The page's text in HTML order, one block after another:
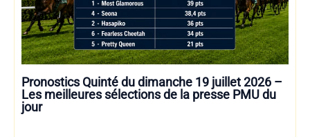
Pronostics Quinté du dimanche 19 juillet 2026 –
Les meilleures sélections de la presse PMU du
jour